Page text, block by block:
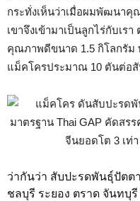
กระทั่งเห็นว่าเมื่อผมพัฒนาคุ
เขาจึงเข้ามาเป็นลูกไร่กับเร
คุณภาพดีขนาด 1.5 กิโลกรัม
แม็คโครประมาณ 10 ตันต่อสั
ว่ากันว่า สับปะรดพันธุ์ปัตต
ชลบุรี ระยอง ตราด จันทบุ